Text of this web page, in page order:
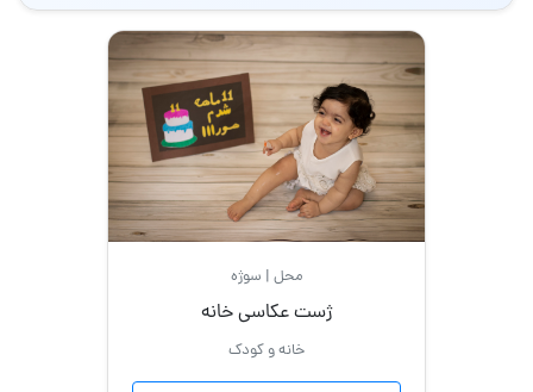
محل | سوژه
ژست عکاسی خانه
خانه و کودک